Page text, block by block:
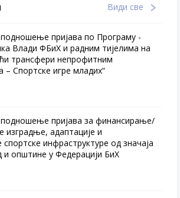
Види све
подношење пријава по Програму -
Влади ФБиХ и радним тијелима на
трансфери непрофитним
– Спортске игре младих“
подношење пријава за финансирање/
изградње, адаптације и
спортске инфраструктуре од значаја
и општине у Федерацији БиХ